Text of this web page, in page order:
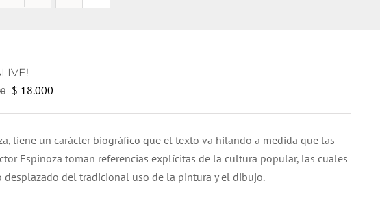
El
era:
$ 20.000.
$ 18.000El
es:
$ 18.000.
tiene un carácter biográfico que el texto va hilando a medida que las
Espinoza toman referencias explícitas de la cultura popular, las cuales
del tradicional uso de la pintura y el dibujo.